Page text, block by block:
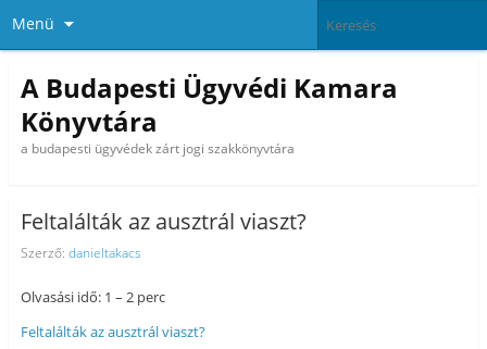
Menü
A Budapesti Ügyvédi Kamara
Könyvtára
a budapesti ügyvédek zárt jogi szakkönyvtára
Feltalálták az ausztrál viaszt?
Szerző: danieltakacs
Olvasási idő: 1 – 2 perc
Feltalálták az ausztrál viaszt?